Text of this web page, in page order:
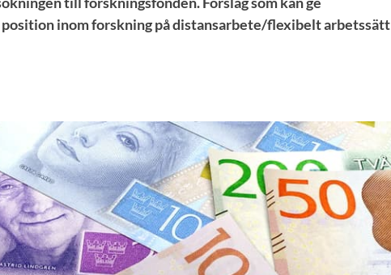
inom forskning på distansarbete/flexibelt arbetssätt